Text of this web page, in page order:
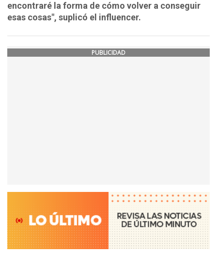
encontraré la forma de cómo volver a conseguir
esas cosas", suplicó el influencer.
PUBLICIDAD